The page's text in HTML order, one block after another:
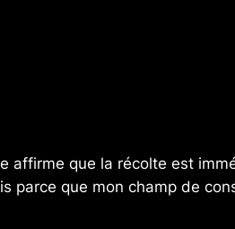
affirme que la récolte est
parce que mon champ de